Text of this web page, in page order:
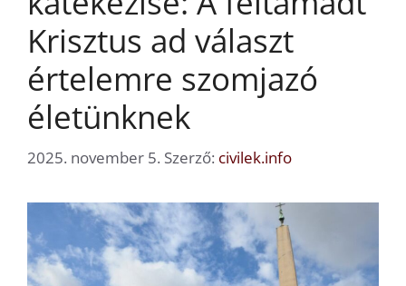
Krisztus ad választ
értelemre szomjazó
életünknek
2025. november 5. Szerző: civilek.info